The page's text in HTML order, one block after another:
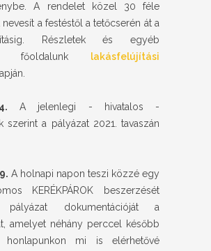
A rendelet közel 30 féle
nevesít a festéstől a tetőcserén át a
Részletek és egyéb
főoldalunk lakásfelújítási
A jelenlegi - hivatalos -
szerint a pályázat 2021. tavaszán
A holnapi napon teszi közzé egy
KERÉKPÁROK beszerzését
pályázat dokumentációját a
amelyet néhány perccel később
mi is elérhetővé